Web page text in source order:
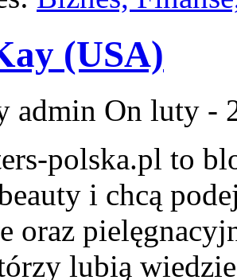
(USA)
admin On luty -
polska.pl to
i chcą
oraz
lubią